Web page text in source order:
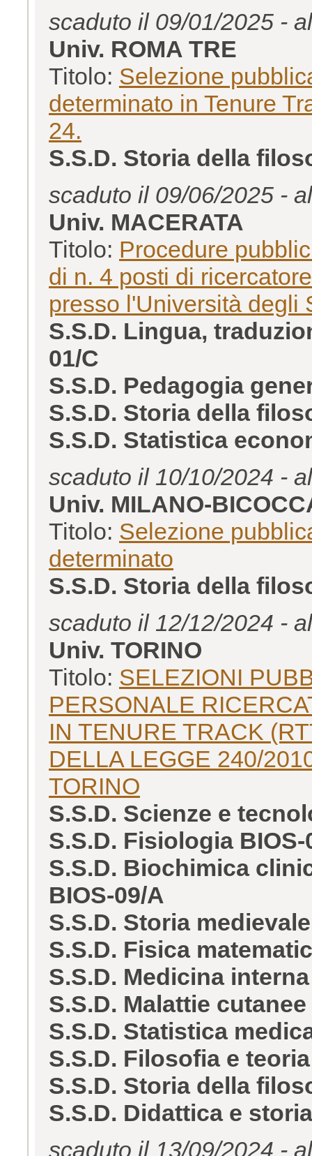
scaduto il 09/01/2025 -
Univ. ROMA TRE
Titolo: Selezione
determinato in Tenure
24.
S.S.D. Storia della
scaduto il 09/06/2025 -
Univ. MACERATA
Titolo: Procedure
di n. 4 posti di
presso l'Università degli
S.S.D. Lingua,
01/C
S.S.D. Pedagogia
S.S.D. Storia della
S.S.D. Statistica
scaduto il 10/10/2024 -
Univ. MILANO-
Titolo: Selezione
determinato
S.S.D. Storia della
scaduto il 12/12/2024 -
Univ. TORINO
Titolo: SELEZIONI
PERSONALE
IN TENURE TRACK
DELLA LEGGE 240/
TORINO
S.S.D. Scienze e
S.S.D. Fisiologia BIOS-
S.S.D. Biochimica
BIOS-09/A
S.S.D. Storia
S.S.D. Fisica
S.S.D. Medicina
S.S.D. Malattie
S.S.D. Statistica
S.S.D. Filosofia e
S.S.D. Storia della
S.S.D. Didattica e
scaduto il 13/09/2024 -